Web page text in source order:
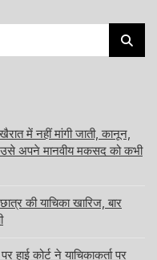
में नहीं मांगी जाती, कानून,
उसे अपने मानवीय मकसद को कभी
की याचिका खारिज, बार
कोर्ट ने याचिकाकर्ता पर